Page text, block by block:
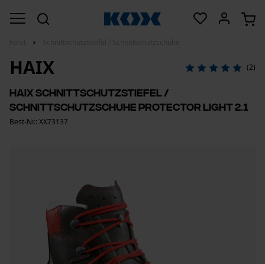
HAIX (2)
HAIX Schnittschutzstiefel /
Schnittschutzschuhe Protector Light 2.1
Best-Nr.: XX73137